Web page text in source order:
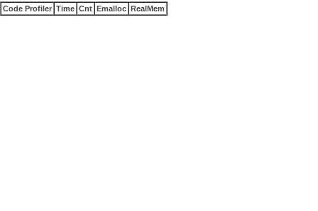
Code Profiler Time Cnt Emalloc RealMem